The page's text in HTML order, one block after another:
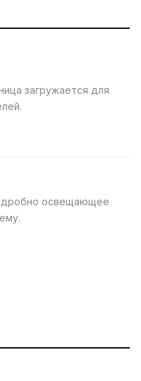
загружается для
освещающее